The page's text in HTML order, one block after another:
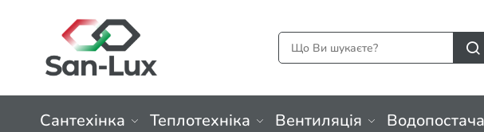
Сантехінка Теплотехніка Вентиляція